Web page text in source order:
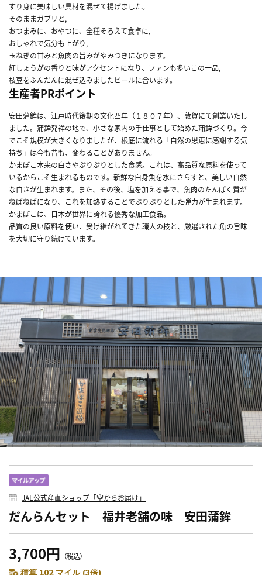
すり身に美味しい具材を混ぜて揚げました。
そのままガブリと,
おつまみに、おやつに、全種そろえて食卓に,
おしゃれで気分も上がり,
玉ねぎの甘みと魚肉の旨みがやみつきになります。
紅しょうがの香りと味がアクセントになり、ファンも多いこの一品,
枝豆をふんだんに混ぜ込みましたビールに合います。
生産者PRポイント
安田蒲鉾は、江戸時代後期の文化四年（１８０７年）、敦賀にて創業いたし
ました。蒲鉾発祥の地で、小さな家内の手仕事として始めた蒲鉾づくり。今
でこそ規模が大きくなりましたが、根底に流れる「自然の恩恵に感謝する気
持ち」は今も昔も、変わることがありません。
かまぼこ本来の白さやぷりぷりとした食感。これは、高品質な原料を使って
いるからこそ生まれるものです。新鮮な白身魚を水にさらすと、美しい自然
な白さが生まれます。また、その後、塩を加える事で、魚肉のたんぱく質が
ねばねばになり、これを加熱することでぷりぷりとした弾力が生まれます。
かまぼこは、日本が世界に誇れる優秀な加工食品。
品質の良い原料を使い、受け継がれてきた職人の技と、厳選された魚の旨味
を大切に守り続けています。
JAL公式産直ショップ「空からお届け」
だんらんセット 福井老舗の味 安田蒲鉾
3,700円 （税込）
積算 102 マイル (3倍)